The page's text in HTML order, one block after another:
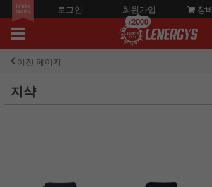
로그인 회원가입
+2000
장
이전 페이지
지샥